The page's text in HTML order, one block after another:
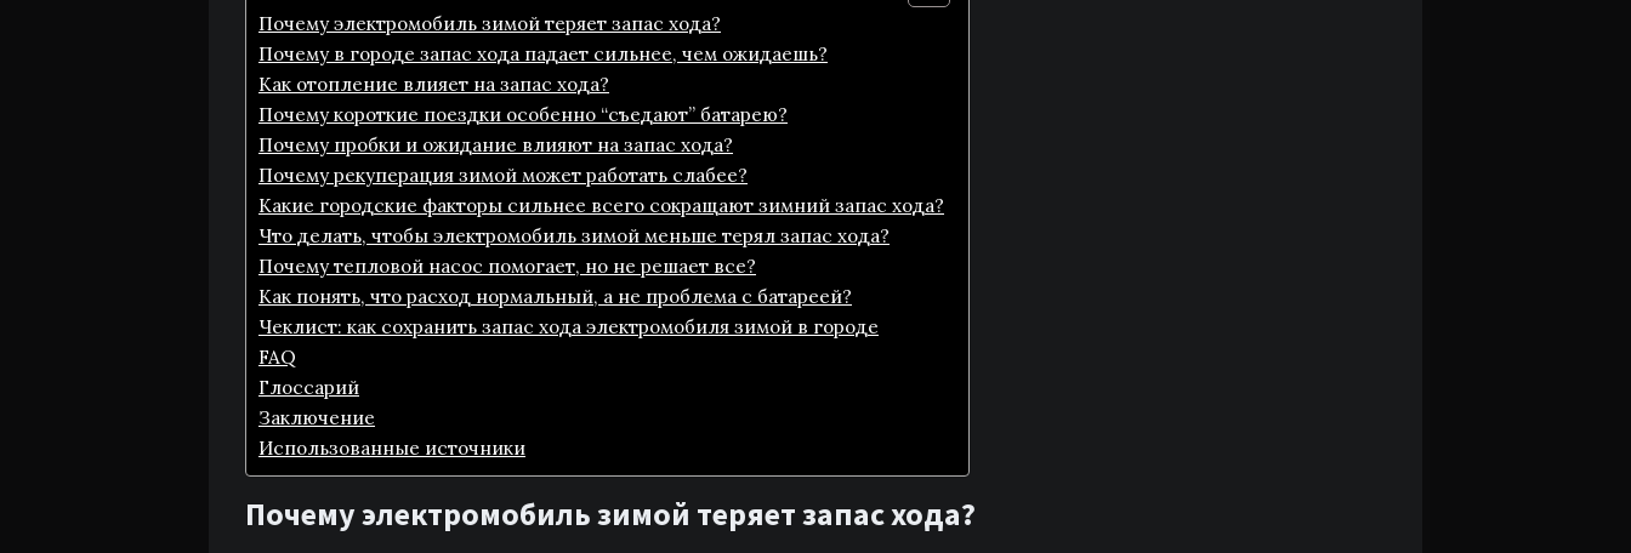
Почему электромобиль зимой теряет запас хода?
Почему в городе запас хода падает сильнее, чем ожидаешь?
Как отопление влияет на запас хода?
Почему короткие поездки особенно “съедают” батарею?
Почему пробки и ожидание влияют на запас хода?
Почему рекуперация зимой может работать слабее?
Какие городские факторы сильнее всего сокращают зимний запас хода?
Что делать, чтобы электромобиль зимой меньше терял запас хода?
Почему тепловой насос помогает, но не решает все?
Как понять, что расход нормальный, а не проблема с батареей?
Чеклист: как сохранить запас хода электромобиля зимой в городе
FAQ
Глоссарий
Заключение
Использованные источники
Почему электромобиль зимой теряет запас хода?